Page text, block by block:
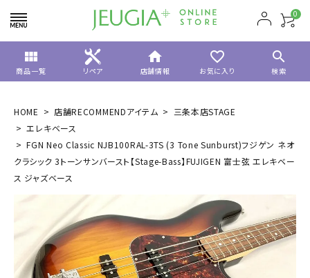
0
view_module
商品一覧 リペア
home
店舗情報
favorite_border
お気に入り
search
検索
HOME 店舗RECOMMENDアイテム
三条本店STAGE
エレキベース
FGN Neo Classic NJB100RAL-3TS (3 Tone Sunburst)フジゲン ネオ
クラシック 3トーンサンバースト【Stage-Bass】FUJIGEN 富士弦 エレキベー
ス ジャズベース